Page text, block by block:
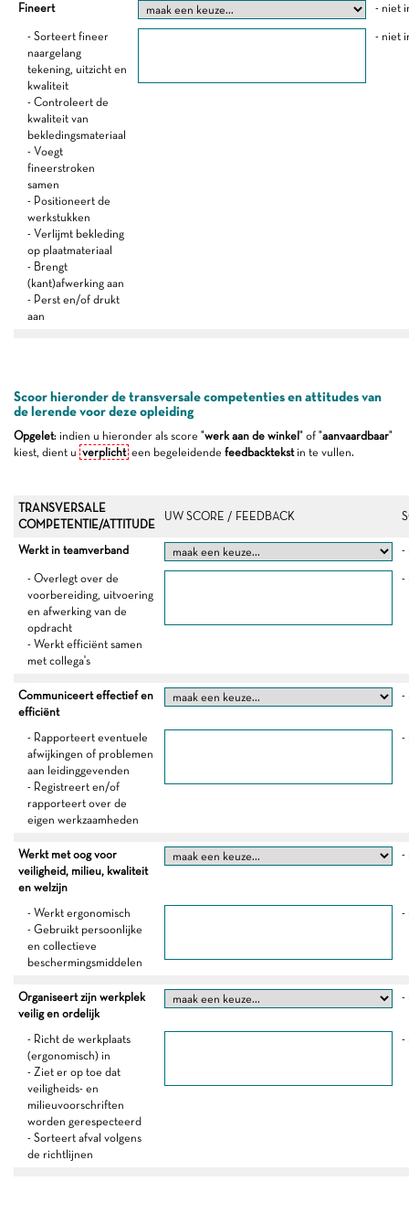
Fineert
- niet
- Sorteert fineer
naargelang
tekening, uitzicht en
kwaliteit
- Controleert de
kwaliteit van
bekledingsmateriaal
- Voegt
fineerstroken
samen
- Positioneert de
werkstukken
- Verlijmt bekleding
op plaatmateriaal
- Brengt
(kant)afwerking aan
- Perst en/of drukt
aan
- niet
Scoor hieronder de transversale competenties en attitudes van
de lerende voor deze opleiding
Opgelet: indien u hieronder als score "werk aan de winkel " of "aanvaardbaar"
kiest, dient u verplicht een begeleidende feedbacktekstin te vullen.
TRANSVERSALE
COMPETENTIE/ATTITUDE
UW SCORE / FEEDBACK
Werkt in teamverband -
- Overlegt over de
voorbereiding, uitvoering
en afwerking van de
opdracht
- Werkt efficiënt samen
met collega's
-
Communiceert effectief en
efficiënt
-
- Rapporteert eventuele
afwijkingen of problemen
aan leidinggevenden
- Registreert en/of
rapporteert over de
eigen werkzaamheden
-
Werkt met oog voor
veiligheid, milieu, kwaliteit
en welzijn
-
- Werkt ergonomisch
- Gebruikt persoonlijke
en collectieve
beschermingsmiddelen
-
Organiseert zijn werkplek
veilig en ordelijk
-
- Richt de werkplaats
(ergonomisch) in
- Ziet er op toe dat
veiligheids- en
milieuvoorschriften
worden gerespecteerd
- Sorteert afval volgens
de richtlijnen
-